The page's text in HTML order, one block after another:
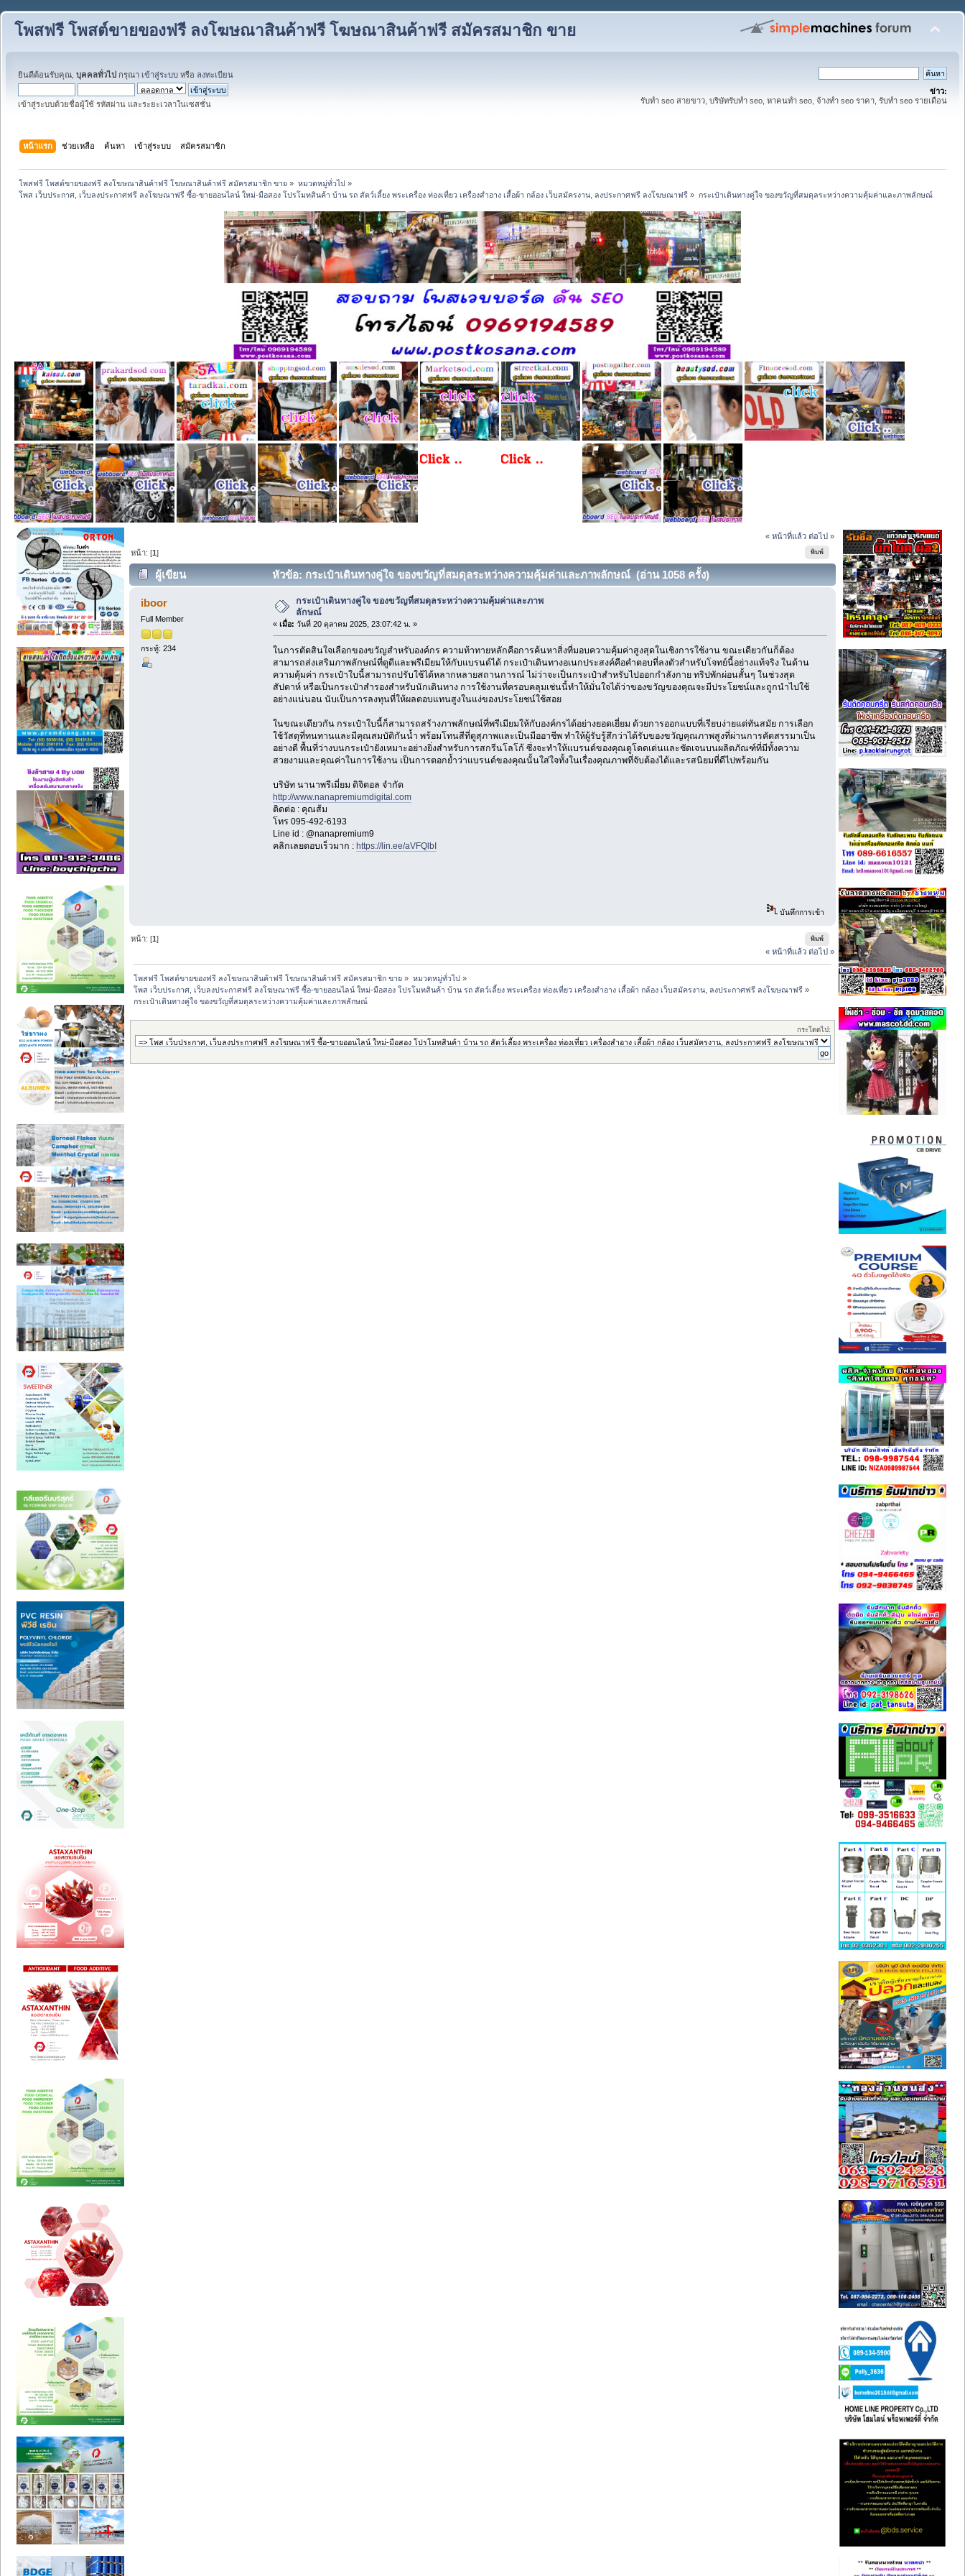
โพสฟรี โพสต์ขายของฟรี ลงโฆษณาสินค้าฟรี โฆษณาสินค้าฟรี สมัครสมาชิก ขาย
ยินดีต้อนรับคุณ, บุคคลทั่วไป กรุณา เข้าสู่ระบบ หรือ ลงทะเบียน
เข้าสู่ระบบด้วยชื่อผู้ใช้ รหัสผ่าน และระยะเวลาในเซสชั่น
ข่าว:
รับทำ seo สายขาว, บริษัทรับทำ seo, หาคนทำ seo, จ้างทำ seo ราคา, รับทำ seo รายเดือน
หน้าแรก ช่วยเหลือ ค้นหา เข้าสู่ระบบ สมัครสมาชิก
โพสฟรี โพสต์ขายของฟรี ลงโฆษณาสินค้าฟรี โฆษณาสินค้าฟรี สมัครสมาชิก ขาย » หมวดหมู่ทั่วไป»
โพส เว็บประกาศ, เว็บลงประกาศฟรี ลงโฆษณาฟรี ซื้อ-ขายออนไลน์ ใหม่-มือสอง โปรโมทสินค้า บ้าน รถ สัตว์เลี้ยง พระเครื่อง ท่องเที่ยว เครื่องสำอาง เสื้อผ้า กล้อง เว็บสมัครงาน, ลงประกาศฟรี ลงโฆษณาฟรี » กระเป๋าเดินทางคู่ใจ ของขวัญที่สมดุลระหว่างความคุ้มค่าและภาพลักษณ์
« หน้าที่แล้ว ต่อไป »
พิมพ์
หน้า: [1]
ผู้เขียน หัวข้อ: กระเป๋าเดินทางคู่ใจ ของขวัญที่สมดุลระหว่างความคุ้มค่าและภาพลักษณ์ (อ่าน 1058 ครั้ง)
iboor
Full Member
กระทู้: 234
กระเป๋าเดินทางคู่ใจ ของขวัญที่สมดุลระหว่างความคุ้มค่าและภาพ
ลักษณ์
« เมื่อ: วันที่ 20 ตุลาคม 2025, 23:07:42 น. »
ในการตัดสินใจเลือกของขวัญสำหรับองค์กร ความท้าทายหลักคือการค้นหาสิ่งที่มอบความคุ้มค่าสูงสุดในเชิงการใช้งาน ขณะเดียวกันก็ต้อง
สามารถส่งเสริมภาพลักษณ์ที่ดูดีและพรีเมียมให้กับแบรนด์ได้ กระเป๋าเดินทางอเนกประสงค์คือคำตอบที่ลงตัวสำหรับโจทย์นี้อย่างแท้จริง ในด้าน
ความคุ้มค่า กระเป๋าใบนี้สามารถปรับใช้ได้หลากหลายสถานการณ์ ไม่ว่าจะเป็นกระเป๋าสำหรับไปออกกำลังกาย ทริปพักผ่อนสั้นๆ ในช่วงสุด
สัปดาห์ หรือเป็นกระเป๋าสำรองสำหรับนักเดินทาง การใช้งานที่ครอบคลุมเช่นนี้ทำให้มั่นใจได้ว่าของขวัญของคุณจะมีประโยชน์และถูกนำไปใช้
อย่างแน่นอน นับเป็นการลงทุนที่ให้ผลตอบแทนสูงในแง่ของประโยชน์ใช้สอย
ในขณะเดียวกัน กระเป๋าใบนี้ก็สามารถสร้างภาพลักษณ์ที่พรีเมียมให้กับองค์กรได้อย่างยอดเยี่ยม ด้วยการออกแบบที่เรียบง่ายแต่ทันสมัย การเลือก
ใช้วัสดุที่ทนทานและมีคุณสมบัติกันน้ำ พร้อมโทนสีที่ดูสุภาพและเป็นมืออาชีพ ทำให้ผู้รับรู้สึกว่าได้รับของขวัญคุณภาพสูงที่ผ่านการคัดสรรมาเป็น
อย่างดี พื้นที่ว่างบนกระเป๋ายังเหมาะอย่างยิ่งสำหรับการสกรีนโลโก้ ซึ่งจะทำให้แบรนด์ของคุณดูโดดเด่นและชัดเจนบนผลิตภัณฑ์ที่มีทั้งความ
สวยงามและคุณค่าในการใช้งาน เป็นการตอกย้ำว่าแบรนด์ของคุณนั้นใส่ใจทั้งในเรื่องคุณภาพที่จับต้องได้และรสนิยมที่ดีไปพร้อมกัน
บริษัท นานาพรีเมี่ยม ดิจิตอล จำกัด
http://www.nanapremiumdigital.com
ติดต่อ : คุณส้ม
โทร 095-492-6193
Line id : @nanapremium9
คลิกเลยตอบเร็วมาก : https://lin.ee/aVFQlbI
บันทึกการเข้า
พิมพ์
หน้า: [1]
« หน้าที่แล้ว ต่อไป »
โพสฟรี โพสต์ขายของฟรี ลงโฆษณาสินค้าฟรี โฆษณาสินค้าฟรี สมัครสมาชิก ขาย » หมวดหมู่ทั่วไป »
โพส เว็บประกาศ, เว็บลงประกาศฟรี ลงโฆษณาฟรี ซื้อ-ขายออนไลน์ ใหม่-มือสอง โปรโมทสินค้า บ้าน รถ สัตว์เลี้ยง พระเครื่อง ท่องเที่ยว เครื่องสำอาง เสื้อผ้า กล้อง เว็บสมัครงาน, ลงประกาศฟรี ลงโฆษณาฟรี »
กระเป๋าเดินทางคู่ใจ ของขวัญที่สมดุลระหว่างความคุ้มค่าและภาพลักษณ์
กระโดดไป: